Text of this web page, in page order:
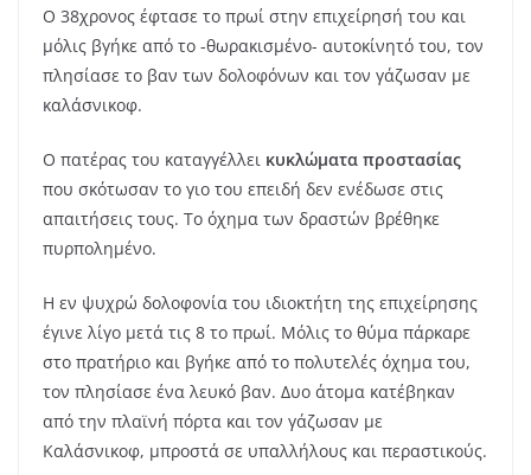
Ο 38χρονος έφτασε το πρωί στην επιχείρησή του και
μόλις βγήκε από το -θωρακισμένο- αυτοκίνητό του, τον
πλησίασε το βαν των δολοφόνων και τον γάζωσαν με
καλάσνικοφ.
Ο πατέρας του καταγγέλλει κυκλώματα προστασίας
που σκότωσαν το γιο του επειδή δεν ενέδωσε στις
απαιτήσεις τους. Το όχημα των δραστών βρέθηκε
πυρπολημένο.
Η εν ψυχρώ δολοφονία του ιδιοκτήτη της επιχείρησης
έγινε λίγο μετά τις 8 το πρωί. Μόλις το θύμα πάρκαρε
στο πρατήριο και βγήκε από το πολυτελές όχημα του,
τον πλησίασε ένα λευκό βαν. Δυο άτομα κατέβηκαν
από την πλαϊνή πόρτα και τον γάζωσαν με
Καλάσνικοφ, μπροστά σε υπαλλήλους και περαστικούς.